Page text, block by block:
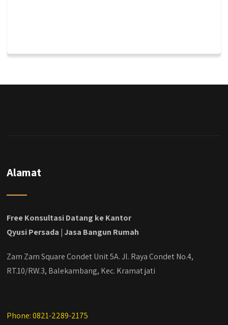
Alamat
Free Konsultasi Datang ke Kantor
Qyusi Persada | Jasa Bangun Rumah
Zam Zam Square Condet Unit 5A. Jl. Raya Condet No.4,
RT.10/RW.3, Balekambang, Kec. Kramat jati
Phone: 0821-2289-2175